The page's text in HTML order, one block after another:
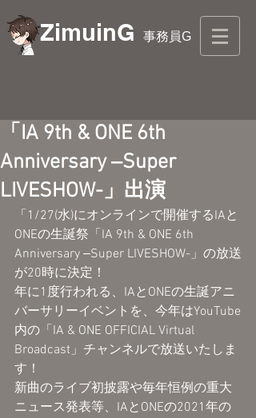
ZimuinG 事務員G
「IA 9th & ONE 6th
Anniversary ‒Super
LIVESHOW-」出演
「1/27(水)にオンラインで開催するIAと
ONEの生誕祭「IA 9th & ONE 6th
Anniversary ‒Super LIVESHOW-」の放送
が20時に決定！
年に1度行われる、IAとONEの生誕アニ
バーサリーイベントを、今年はYouTube
内の「IA & ONE OFFICIAL Virtual
Broadcast」チャンネルで放送いたしま
す！
新曲のライブ初披露や毎年恒例の重大
ニュース発表等、IAとONEの2021年の